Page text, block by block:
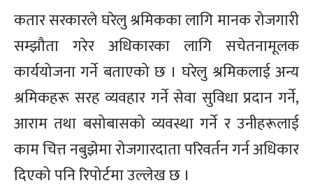
कतार सरकारले घरेलु श्रमिकका लागि मानक रोजगारी
सम्झौता गरेर अधिकारका लागि सचेतनामूलक
कार्ययोजना गर्ने बताएको छ । घरेलु श्रमिकलाई अन्य
श्रमिकहरू सरह व्यवहार गर्ने सेवा सुविधा प्रदान गर्ने,
आराम तथा बसोबासको व्यवस्था गर्ने र उनीहरूलाई
काम चित्त नबुझेमा रोजगारदाता परिवर्तन गर्न अधिकार
दिएको पनि रिपोर्टमा उल्लेख छ ।